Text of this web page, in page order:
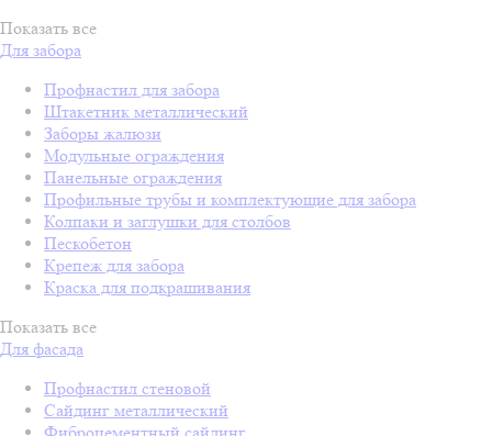
Показать все
Для забора
Профнастил для забора
Штакетник металлический
Заборы жалюзи
Модульные ограждения
Панельные ограждения
Профильные трубы и комплектующие для забора
Колпаки и заглушки для столбов
Пескобетон
Крепеж для забора
Краска для подкрашивания
Показать все
Для фасада
Профнастил стеновой
Сайдинг металлический